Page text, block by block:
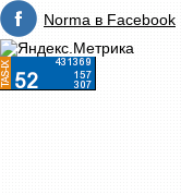
Norma в Facebook